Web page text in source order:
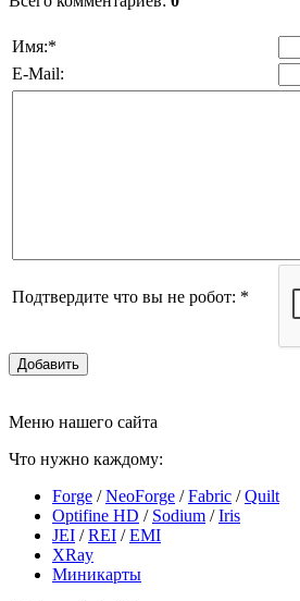
Имя:*
E-Mail:
Подтвердите что вы не робот: *
Добавить
Меню нашего сайта
Что нужно каждому:
Forge /NeoForge /Fabric /Quilt
Optifine HD / Sodium /Iris
JEI /REI /EMI
XRay
Миникарты